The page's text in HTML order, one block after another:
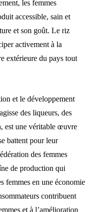
les femmes
accessible, sain et
et son goût. Le riz
activement à la
extérieure du pays tout
et le développement
des liqueurs, des
est une véritable œuvre
battent pour leur
des femmes
de production qui
femmes en une économie
contribuent
et à l’amélioration